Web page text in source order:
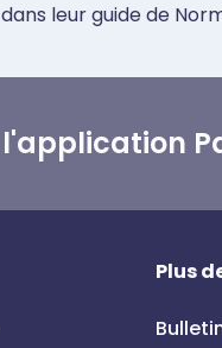
leur guide de
Plus